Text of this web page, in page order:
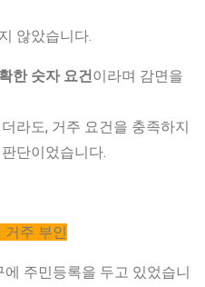
않았습니다.
한 숫자 요건이라며 감면을
라도, 거주 요건을 충족하지
단이었습니다.
주 부인
주민등록을 두고 있었습니